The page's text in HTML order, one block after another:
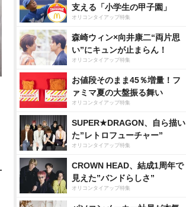
支える「小学生の甲子園」
オリコンタイアップ特集
森崎ウィン×向井康二“両片思
い”にキュンが止まらん！
オリコンタイアップ特集
お値段そのまま45％増量！フ
ァミマ夏の大盤振る舞い
オリコンタイアップ特集
SUPER★DRAGON、自ら描い
た”レトロフューチャー”
オリコンタイアップ特集
CROWN HEAD、結成1周年で
見えた”バンドらしさ”
オリコンタイアップ特集